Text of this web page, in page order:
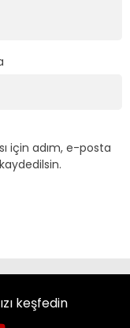
için adım, e-posta
keşfedin